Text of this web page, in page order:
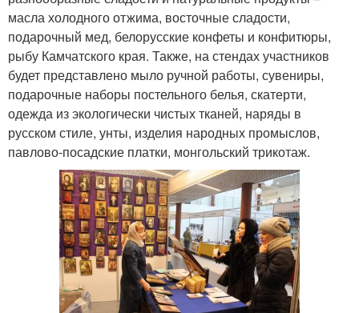
масла холодного отжима, восточные сладости,
подарочный мед, белорусские конфеты и конфитюры,
рыбу Камчатского края. Также, на стендах участников
будет представлено мыло ручной работы, сувениры,
подарочные наборы постельного белья, скатерти,
одежда из экологически чистых тканей, наряды в
русском стиле, унты, изделия народных промыслов,
павлово-посадские платки, монгольский трикотаж.